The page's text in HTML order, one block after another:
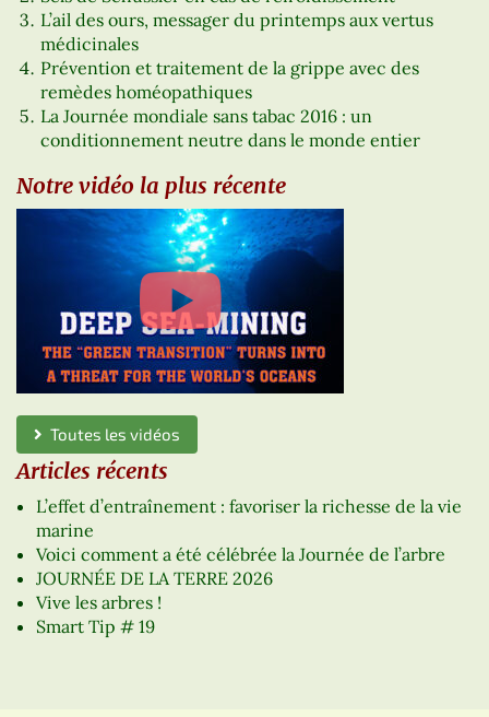
L’ail des ours, messager du printemps aux vertus
médicinales
Prévention et traitement de la grippe avec des
remèdes homéopathiques
La Journée mondiale sans tabac 2016 : un
conditionnement neutre dans le monde entier
Notre vidéo la plus récente
Toutes les vidéos
Articles récents
L’effet d’entraînement : favoriser la richesse de la vie
marine
Voici comment a été célébrée la Journée de l’arbre
JOURNÉE DE LA TERRE 2026
Vive les arbres !
Smart Tip # 19